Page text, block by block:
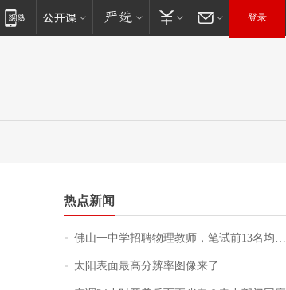
登录
热点新闻
佛山一中学招聘物理教师，笔试前13名均遭淘汰？教育局：已叫停招聘，成立调查组全面核查
太阳表面最高分辨率图像来了